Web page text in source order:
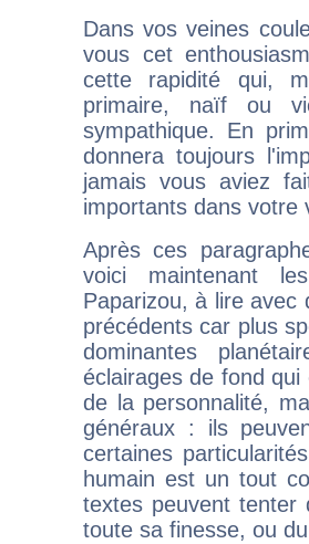
Dans vos veines
vous cet
cette rapidité qui,
primaire, naïf ou
sympathique. En
donnera toujours
jamais vous aviez
importants dans votre
Après ces
voici maintenant
Paparizou, à lire avec
précédents car plus
dominantes
éclairages de fond
de la personnalité,
généraux : ils
certaines
humain est un tout
textes peuvent tenter
toute sa finesse, ou